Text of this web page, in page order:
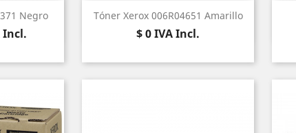
Negro
Incl.
Tóner Xerox 006R04651 Amarillo
Precio
$ 0IVA Incl.
Vista rápida